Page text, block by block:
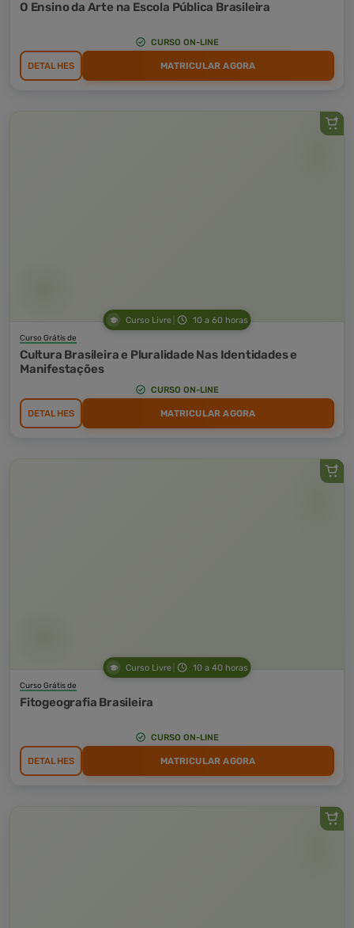
O Ensino da Arte na Escola Pública Brasileira
CURSO ON-LINE
DETALHES MATRICULAR AGORA
Curso Livre 10 a 60 horas
Curso Grátis de
Cultura Brasileira e Pluralidade Nas Identidades e
Manifestações
CURSO ON-LINE
DETALHES MATRICULAR AGORA
Curso Livre 10 a 40 horas
Curso Grátis de
Fitogeografia Brasileira
CURSO ON-LINE
DETALHES MATRICULAR AGORA